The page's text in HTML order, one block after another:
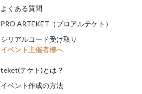
よくある質問
PRO ARTEKET（プロアルテケト）
シリアルコード受け取り
イベント主催者様へ
teket(テケト)とは？
イベント作成の方法